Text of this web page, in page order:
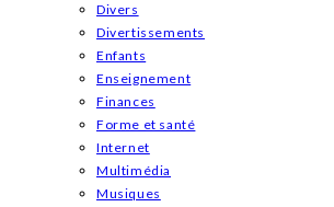
Divers
Divertissements
Enfants
Enseignement
Finances
Forme et santé
Internet
Multimédia
Musiques